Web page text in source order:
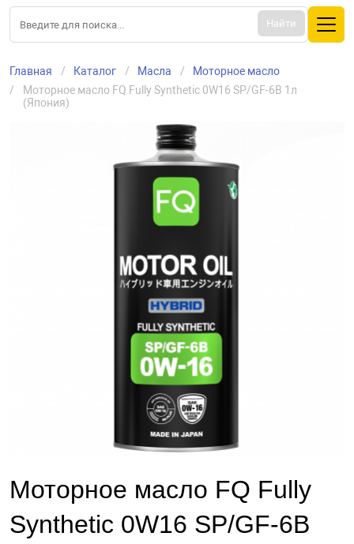
Найти
Главная Каталог Масла
Моторное масло
Моторное масло FQ Fully Synthetic 0W16 SP/GF-6B 1л
(Япония)
Моторное масло FQ Fully
Synthetic 0W16 SP/GF-6B